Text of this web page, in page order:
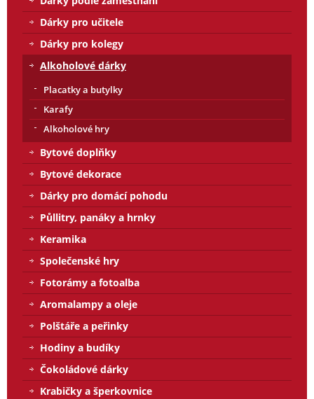
Dárky pro učitele
Dárky pro kolegy
Alkoholové dárky
Placatky a butylky
Karafy
Alkoholové hry
Bytové doplňky
Bytové dekorace
Dárky pro domácí pohodu
Půllitry, panáky a hrnky
Keramika
Společenské hry
Fotorámy a fotoalba
Aromalampy a oleje
Polštáře a peřinky
Hodiny a budíky
Čokoládové dárky
Krabičky a šperkovnice